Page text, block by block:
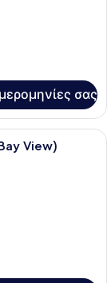
σας
με δύο
View)